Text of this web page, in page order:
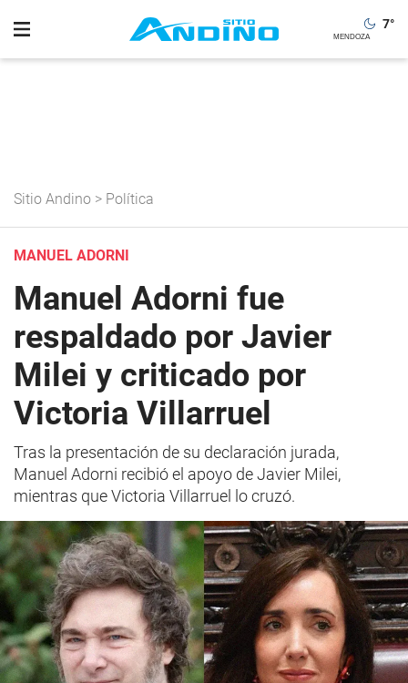
7°
Sitio Andino > Política
MANUEL ADORNI
Manuel Adorni fue
respaldado por Javier
Milei y criticado por
Victoria Villarruel
Tras la presentación de su declaración jurada,
Manuel Adorni recibió el apoyo de Javier Milei,
mientras que Victoria Villarruel lo cruzó.